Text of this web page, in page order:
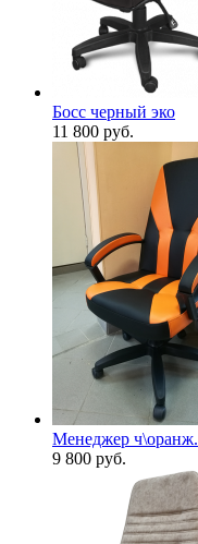
Босс черный эко
11 800 руб.
Менеджер ч\оранж.
9 800 руб.